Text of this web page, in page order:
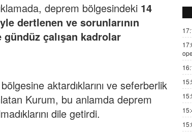
deprem bölgesindeki 14
dertlenen ve sorunlarının
çalışan kadrolar
aktardıklarını ve seferberlik
Kurum, bu anlamda deprem
dile getirdi.